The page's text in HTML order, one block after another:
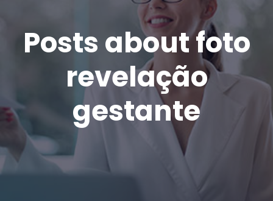
Posts about foto
revelação
gestante